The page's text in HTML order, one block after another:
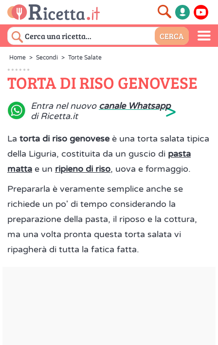
Home > Secondi > Torte Salate
TORTA DI RISO GENOVESE
Entra nel nuovo canale Whatsapp
di Ricetta.it
>
La torta di riso genoveseè una torta salata tipica
della Liguria, costituita da un guscio di pasta
matta e un ripieno di riso, uova e formaggio.
Prepararla è veramente semplice anche se
richiede un po' di tempo considerando la
preparazione della pasta, il riposo e la cottura,
ma una volta pronta questa torta salata vi
ripagherà di tutta la fatica fatta.